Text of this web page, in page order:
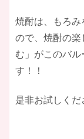
焼酎は、もろみ
ので、焼酎の楽
む」がこのバル
す！！
是非お試しくだ